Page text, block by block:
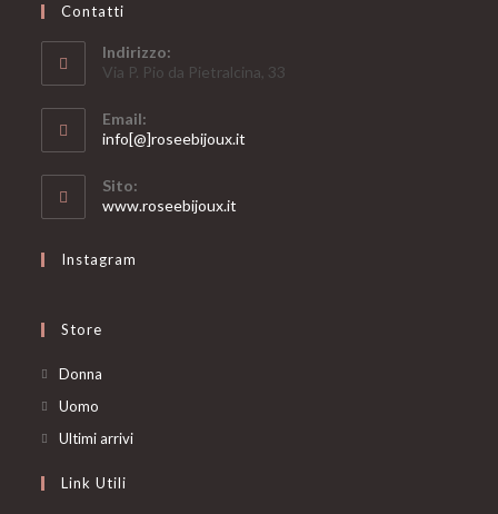
Contatti
Indirizzo:
Via P. Pio da Pietralcina, 33
Email:
info[@]roseebijoux.it
Sito:
www.roseebijoux.it
Instagram
Store
Donna
tab
Uomo
in
new
Ultimi arriviOpens
Link Utili